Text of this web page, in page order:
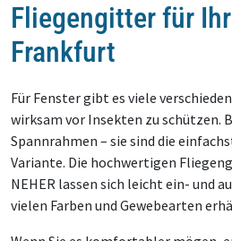
Fliegengitter für
Frankfurt
Für Fenster gibt es viele
wirksam vor Insekten zu schützen.
Spannrahmen – sie sind die
Variante. Die hochwertigen
NEHER lassen sich leicht ein- und
vielen Farben und Gewebearten